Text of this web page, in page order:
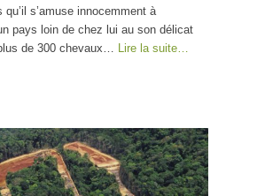
qu’il s’amuse innocemment à
pays loin de chez lui au son délicat
de 300 chevaux…
Lire la suite…